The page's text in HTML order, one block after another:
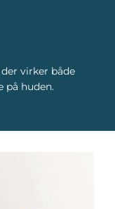
virker både
på huden.